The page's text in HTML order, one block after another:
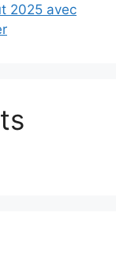
2025 avec